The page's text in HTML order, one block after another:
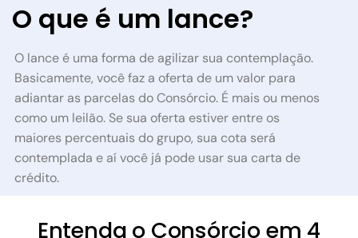
O que é um lance?
O lance é uma forma de agilizar sua contemplação.
Basicamente, você faz a oferta de um valor para
adiantar as parcelas do Consórcio. É mais ou menos
como um leilão. Se sua oferta estiver entre os
maiores percentuais do grupo, sua cota será
contemplada e aí você já pode usar sua carta de
crédito.
Entenda o Consórcio em 4